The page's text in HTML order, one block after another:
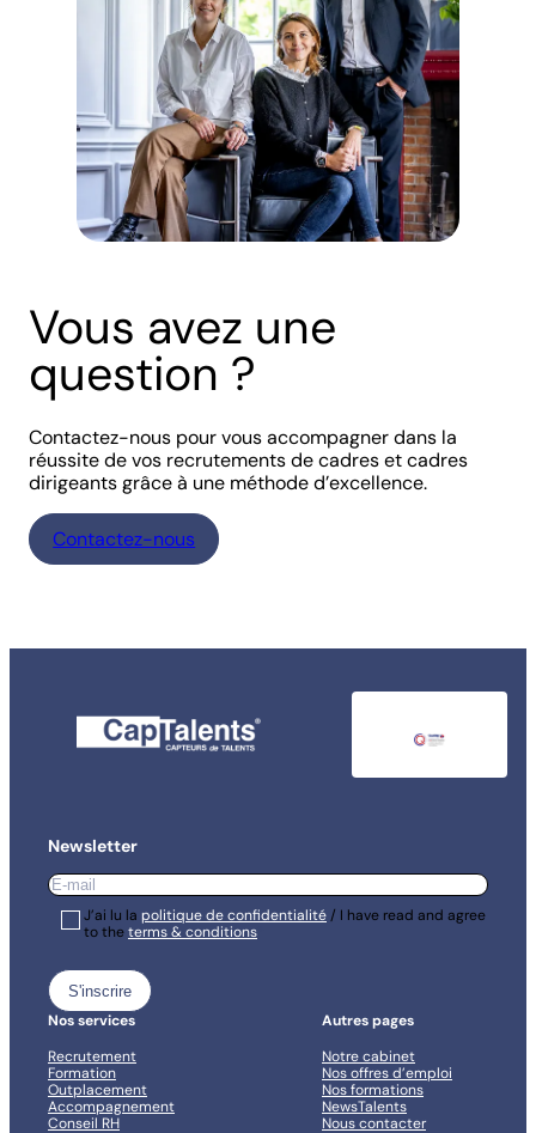
Vous avez une
question ?
Contactez-nous pour vous accompagner dans la
réussite de vos recrutements de cadres et cadres
dirigeants grâce à une méthode d’excellence.
Contactez-nous
Nos services
Recrutement
Formation
Outplacement
Accompagnement
Conseil RH
Autres pages
Notre cabinet
Nos offres d’emploi
Nos formations
NewsTalents
Nous contacter
Newsletter
E-
mail *
RGPD*
J’ai lu la politique de confidentialité/ I have read and agree
to theterms & conditions